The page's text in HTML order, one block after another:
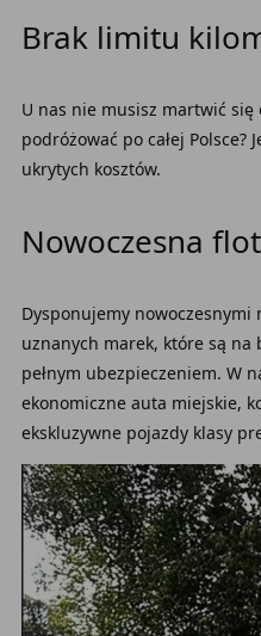
Brak limitu
U nas nie musisz martwić
podróżować po całej Polsce?
ukrytych kosztów.
Nowoczesna
Dysponujemy
uznanych marek, które są
pełnym ubezpieczeniem. W
ekonomiczne auta miejskie,
ekskluzywne pojazdy klasy